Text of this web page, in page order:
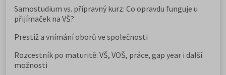
Samostudium vs. přípravný kurz: Co opravdu funguje u
přijímaček na VŠ?
Prestiž a vnímání oborů ve společnosti
Rozcestník po maturitě: VŠ, VOŠ, práce, gap year i další
možnosti